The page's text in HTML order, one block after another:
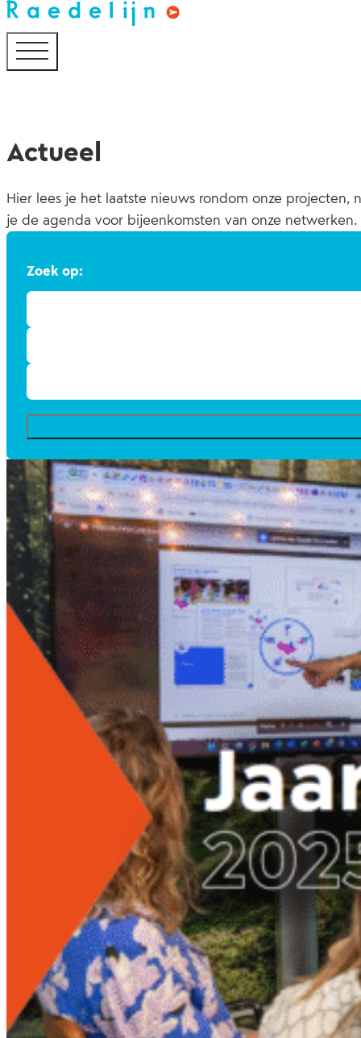
Actueel
Hier lees je het laatste nieuws rondom onze projecten,
je de agenda voor bijeenkomsten van onze netwerken.
Zoek op: